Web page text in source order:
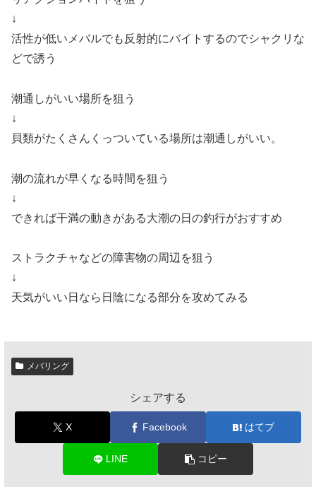
↓
活性が低いメバルでも反射的にバイトするのでシャクリな
どで誘う
潮通しがいい場所を狙う
↓
貝類がたくさんくっついている場所は潮通しがいい。
潮の流れが早くなる時間を狙う
↓
できれば干満の動きがある大潮の日の釣行がおすすめ
ストラクチャなどの障害物の周辺を狙う
↓
天気がいい日なら日陰になる部分を攻めてみる
メバリング
シェアする
X Facebook はてブ
LINE コピー